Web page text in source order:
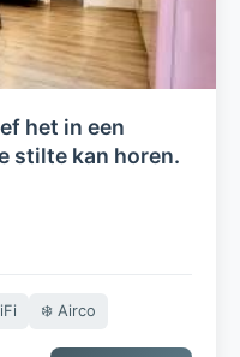
het in een
je de stilte kan horen.
❄️ Airco